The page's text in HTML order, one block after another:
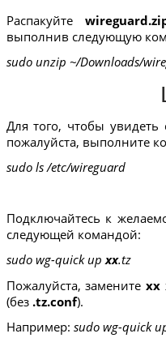
Распакуйте
выполнив следующую
sudo unzip ~/Downloads/
Для того, чтобы увидеть
пожалуйста, выполните
sudo ls /etc/wireguard
Подключайтесь к
следующей командой:
sudo wg-quick upxx.tz
Пожалуйста, заменитеxx
(без .tz.conf).
Например: sudo wg-quick